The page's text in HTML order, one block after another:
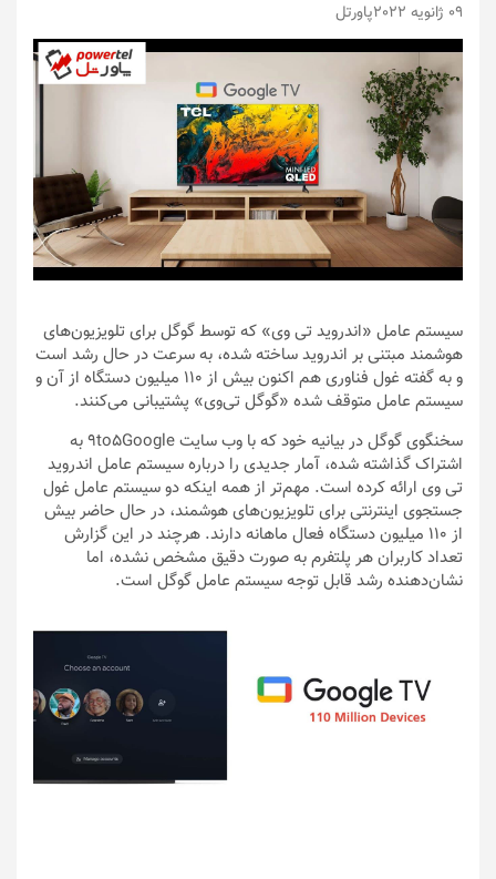
09 ژانویه 2022 پاورتل
سیستم عامل «اندروید تی وی» که توسط گوگل برای تلویزیون‌های
هوشمند مبتنی بر اندروید ساخته شده، به سرعت در حال رشد است
و به گفته غول فناوری هم اکنون بیش از 110 میلیون دستگاه از آن و
سیستم عامل متوقف شده «گوگل تی‌وی» پشتیبانی می‌کنند.
سخنگوی گوگل در بیانیه خود که با وب سایت 9to5Google به
اشتراک گذاشته شده، آمار جدیدی را درباره سیستم عامل اندروید
تی وی ارائه کرده است. مهم‌تر از همه اینکه دو سیستم عامل غول
جستجوی اینترنتی برای تلویزیون‌های هوشمند، در حال حاضر بیش
از 110 میلیون دستگاه فعال ماهانه دارند. هرچند در این گزارش
تعداد کاربران هر پلتفرم به صورت دقیق مشخص نشده، اما
نشان‌دهنده رشد قابل توجه سیستم عامل گوگل است.